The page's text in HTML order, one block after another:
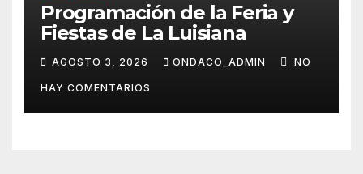
Programación de la Feria y
Fiestas de La Luisiana
AGOSTO 3, 2026 ONDACO_ADMIN NO
HAY COMENTARIOS